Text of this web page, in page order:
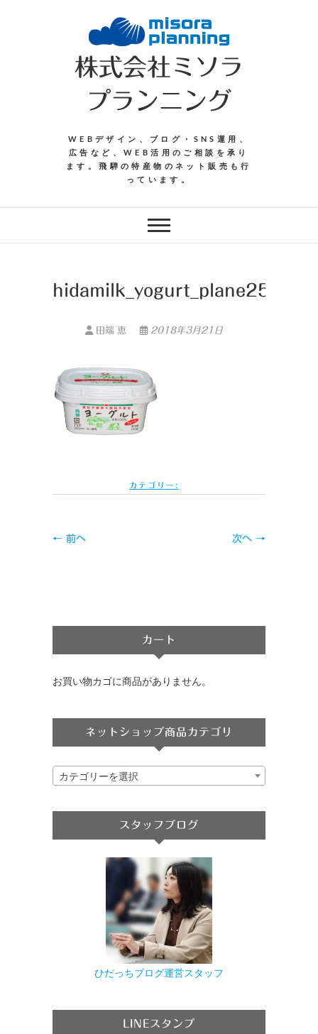
株式会社ミソラ
プランニング
WEBデザイン、ブログ・SNS運用、
広告など、WEB活用のご相談を承り
ます。飛騨の特産物のネット販売も行
っています。
hidamilk_yogurt_plane250
田端 恵 2018年3月21日
カテゴリー:
← 前へ 次へ →
カート
お買い物カゴに商品がありません。
ネットショップ商品カテゴリ
カテゴリーを選択
スタッフブログ
ひだっちブログ運営スタッフ
LINEスタンプ